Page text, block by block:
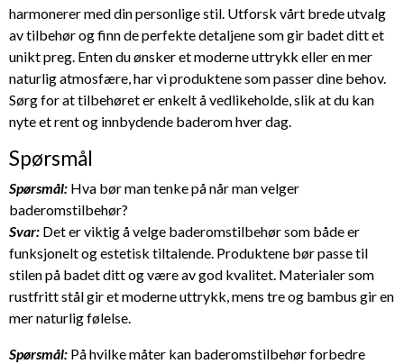
harmonerer med din personlige stil. Utforsk vårt brede utvalg
av tilbehør og finn de perfekte detaljene som gir badet ditt et
unikt preg. Enten du ønsker et moderne uttrykk eller en mer
naturlig atmosfære, har vi produktene som passer dine behov.
Sørg for at tilbehøret er enkelt å vedlikeholde, slik at du kan
nyte et rent og innbydende baderom hver dag.
Spørsmål
Spørsmål: Hva bør man tenke på når man velger
baderomstilbehør?
Svar: Det er viktig å velge baderomstilbehør som både er
funksjonelt og estetisk tiltalende. Produktene bør passe til
stilen på badet ditt og være av god kvalitet. Materialer som
rustfritt stål gir et moderne uttrykk, mens tre og bambus gir en
mer naturlig følelse.
Spørsmål: På hvilke måter kan baderomstilbehør forbedre